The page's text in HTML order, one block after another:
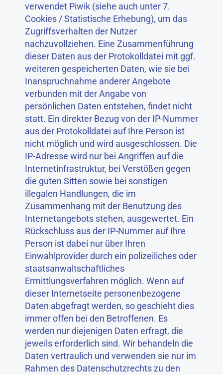
verwendet Piwik (siehe auch unter 7.
Cookies / Statistische Erhebung), um das
Zugriffsverhalten der Nutzer
nachzuvollziehen. Eine Zusammenführung
dieser Daten aus der Protokolldatei mit ggf.
weiteren gespeicherten Daten, wie sie bei
Inanspruchnahme anderer Angebote
verbunden mit der Angabe von
persönlichen Daten entstehen, findet nicht
statt. Ein direkter Bezug von der IP-Nummer
aus der Protokolldatei auf Ihre Person ist
nicht möglich und wird ausgeschlossen. Die
IP-Adresse wird nur bei Angriffen auf die
Internetinfrastruktur, bei Verstößen gegen
die guten Sitten sowie bei sonstigen
illegalen Handlungen, die im
Zusammenhang mit der Benutzung des
Internetangebots stehen, ausgewertet. Ein
Rückschluss aus der IP-Nummer auf Ihre
Person ist dabei nur über Ihren
Einwahlprovider durch ein polizeiliches oder
staatsanwaltschaftliches
Ermittlungsverfahren möglich. Wenn auf
dieser Internetseite personenbezogene
Daten abgefragt werden, so geschieht dies
immer offen bei den Betroffenen. Es
werden nur diejenigen Daten erfragt, die
jeweils erforderlich sind. Wir behandeln die
Daten vertraulich und verwenden sie nur im
Rahmen des Datenschutzrechts zu den